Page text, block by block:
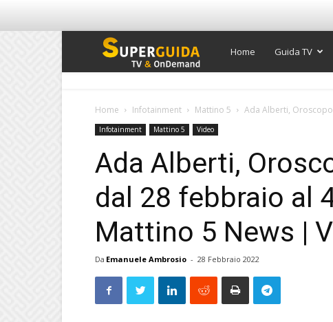
Super
Home Guida TV
Home Infotainment Mattino 5 Ada Alberti,
Infotainment Mattino 5 Video
Ada Alberti,
dal 28 febbraio al
Mattino 5 News |
Da Emanuele Ambrosio - 28 Febbraio 2022